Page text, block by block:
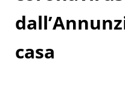
casa